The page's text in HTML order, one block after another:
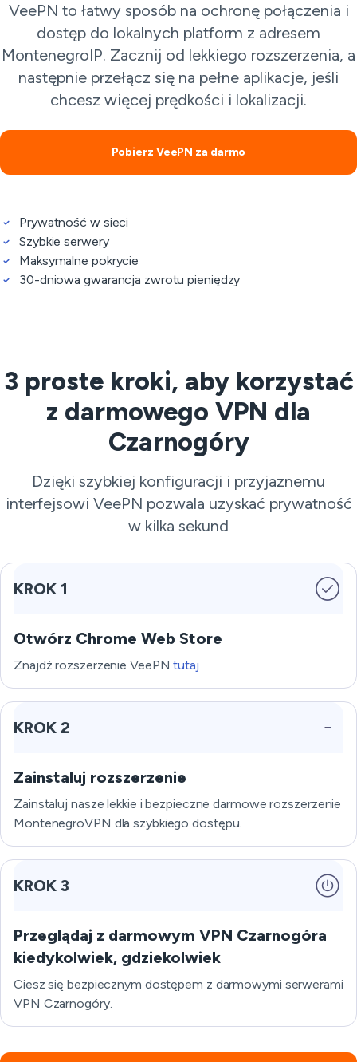
VeePN to łatwy sposób na ochronę połączenia i
dostęp do lokalnych platform z adresem
MontenegroIP. Zacznij od lekkiego rozszerzenia, a
następnie przełącz się na pełne aplikacje, jeśli
chcesz więcej prędkości i lokalizacji.
Pobierz VeePN za darmo
Prywatność w sieci
Szybkie serwery
Maksymalne pokrycie
30-dniowa gwarancja zwrotu pieniędzy
3 proste kroki, aby korzystać
z darmowego VPN dla
Czarnogóry
Dzięki szybkiej konfiguracji i przyjaznemu
interfejsowi VeePN pozwala uzyskać prywatność
w kilka sekund
KROK 1
Otwórz Chrome Web Store
Znajdź rozszerzenie VeePNtutaj
KROK 2
Zainstaluj rozszerzenie
Zainstaluj nasze lekkie i bezpieczne darmowe rozszerzenie
MontenegroVPN dla szybkiego dostępu.
KROK 3
Przeglądaj z darmowym VPN Czarnogóra
kiedykolwiek, gdziekolwiek
Ciesz się bezpiecznym dostępem z darmowymi serwerami
VPN Czarnogóry.